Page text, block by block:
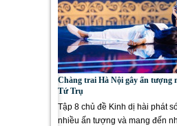
Chàng trai Hà Nội gây ấn tượng
Tứ Trụ
Tập 8 chủ đề Kinh dị hài phát
nhiều ấn tượng và mang đến